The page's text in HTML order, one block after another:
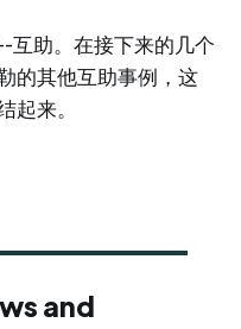
互助。在接下来的几个
的其他互助事例，这
起来。
and